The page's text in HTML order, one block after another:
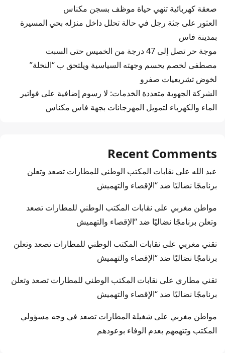
صعقة كهربائية تنهي حياة موظف بسجن مكناس
العثور على جثة رجل في حالة تحلل داخل منزله بحي المسيرة
بمدينة فاس
موجة حر تصل إلى 47 درجة من الخميس حتى السبت
مصطفى لخصم يحسم وجهته السياسية ويلتحق ب “النخلة”
لخوض تشريعيات صفرو
الشركة الجهوية متعددة الخدمات: لا رسوم إضافية على فواتير
الماء والكهرباء لتمويل المهرجانات بجهة فاس مكناس
Recent Comments
عبد الله على نقابات المكتب الوطني للمطارات تصعد وتعلن
برنامجًا نضاليًا ضد “الإقصاء والتهميش
مواطن مغربي على نقابات المكتب الوطني للمطارات تصعد
وتعلن برنامجًا نضاليًا ضد “الإقصاء والتهميش
تقني مغربي على نقابات المكتب الوطني للمطارات تصعد وتعلن
برنامجًا نضاليًا ضد “الإقصاء والتهميش
تقني مطاري على نقابات المكتب الوطني للمطارات تصعد وتعلن
برنامجًا نضاليًا ضد “الإقصاء والتهميش
مواطن مغربي على شغيلة المطارات تصعد في وجه مسؤولي
المكتب وتتهمهم بعدم الوفاء بوعودهم